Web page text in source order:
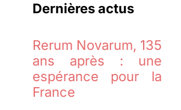
Dernières actus
Rerum Novarum, 135
ans après : une
espérance pour la
France